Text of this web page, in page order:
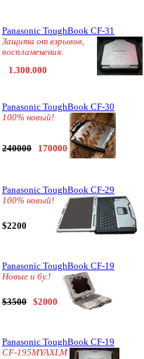
Panasonic ToughBook CF-31
Защита от взрывов,
воспламенения.
1.300.000
Panasonic ToughBook CF-30
100% новый!
240000 170000
Panasonic ToughBook CF-29
100% новый!
$2200
Panasonic ToughBook CF-19
Новые и бу.!
$3500 $2000
Panasonic ToughBook CF-19
CF-195MYAXLM